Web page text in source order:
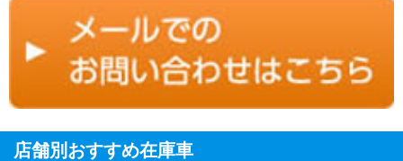
店舗別おすすめ在庫車